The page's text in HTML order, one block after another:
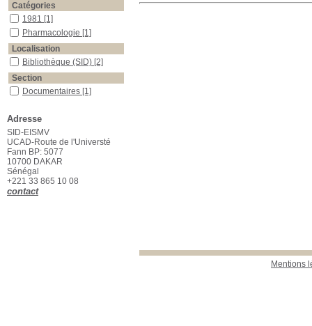
Mentions
Catégories
1981 [1]
Pharmacologie [1]
Localisation
Bibliothèque (SID) [2]
Section
Documentaires [1]
Adresse
SID-EISMV
UCAD-Route de l'Universté
Fann BP: 5077
10700 DAKAR
Sénégal
+221 33 865 10 08
contact